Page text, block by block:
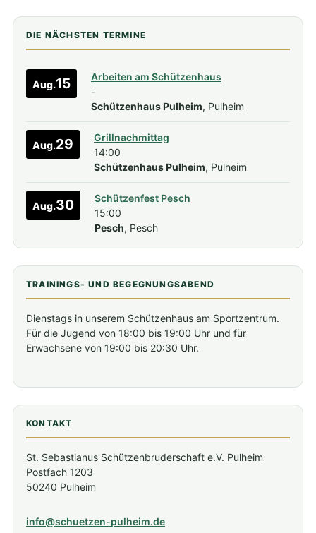
DIE NÄCHSTEN TERMINE
Aug.15
Arbeiten am Schützenhaus
-
Schützenhaus Pulheim, Pulheim
Aug.29
Grillnachmittag
14:00
Schützenhaus Pulheim, Pulheim
Aug.30
Schützenfest Pesch
15:00
Pesch, Pesch
TRAININGS- UND BEGEGNUNGSABEND
Dienstags in unserem Schützenhaus am Sportzentrum.
Für die Jugend von 18:00 bis 19:00 Uhr und für
Erwachsene von 19:00 bis 20:30 Uhr.
KONTAKT
St. Sebastianus Schützenbruderschaft e.V. Pulheim
Postfach 1203
50240 Pulheim
info@schuetzen-pulheim.de